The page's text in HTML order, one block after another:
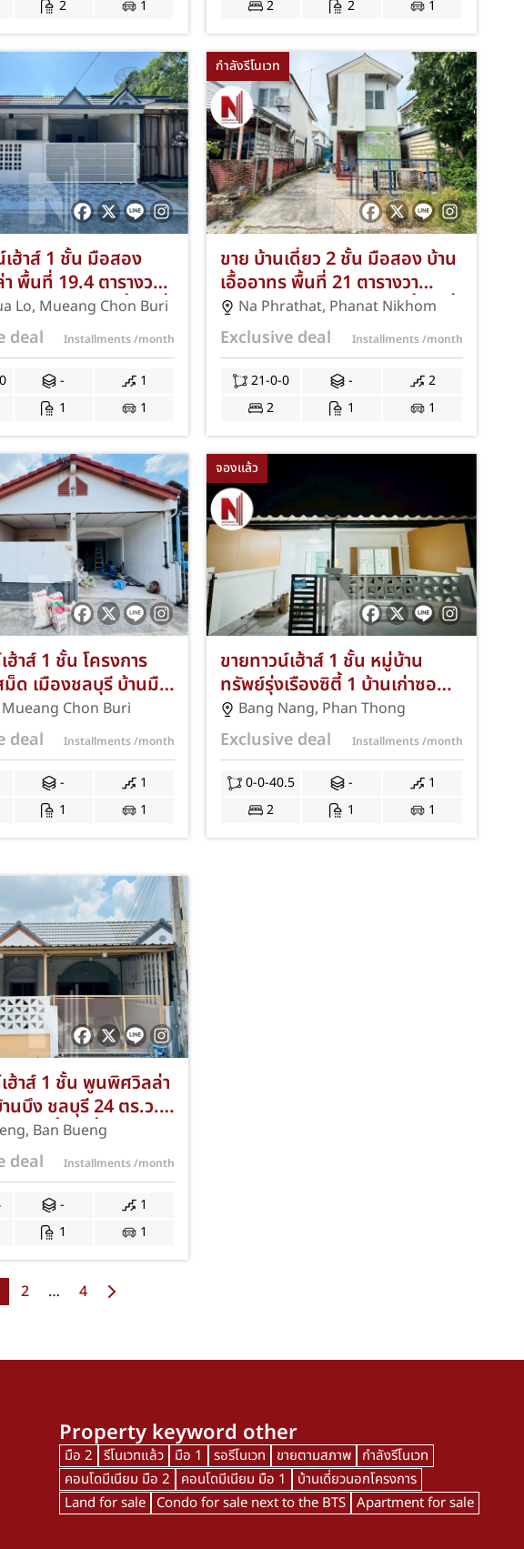
2 1
2
2 1
เฮ้าส์ 1 ชั้น มือสอง
พื้นที่ 19.4 ตารางวา
องนอน 1 ห้องน้ำ 1 ที่
เลหนองตำลึง-
ลบุรี ใกล้ถนนศุข
ทค! รีโนเวทใหม่ ฟรีค่า
จดจำนอง! JS-287
Lo, Mueang Chon Buri
deal Installments/month
-
1
1 1
กำลังรีโนเวท
ขาย บ้านเดี่ยว 2 ชั้น มือสอง บ้าน
เอื้ออาทร พื้นที่ 21 ตารางวา
จำนวน 2 ห้องนอน 1 ห้องน้ำ 1 ที่
จอดรถ ทำเลหน้าพระธาตุ-บ้าน
เซิด พนัสนิคม ชลบุรี! แต่งครบ
ฟรีเคาน์เตอร์ครัว แอร์ 1 เครื่อง
ฟรีค่าโอนฯ และจดจำนอง! JS-
Na Phrathat, Phanat Nikhom
Exclusive deal Installments/month
21-0-0 -
2
2
1 1
ฮ้าส์ 1 ชั้น โครงการ
ม็ด เมืองชลบุรี บ้านมือ
.ว. หลังมุม 2 ห้อง
น้ำ 1 ที่จอดรถ รีโน
อมฟรีค่าโอน JS-271
Mueang Chon Buri
deal Installments/month
-
1
1 1
จองแล้ว
ขายทาวน์เฮ้าส์ 1 ชั้น หมู่บ้าน
ทรัพย์รุ่งเรืองซิตี้ 1 บ้านเก่าซอย
12 พานทอง ชลบุรี บ้านมือสอง
40.5 ตร.ว. รีโนเวทใหม่ ฟรีค่าโอน
พร้อมเข้าอยู่ JS-270
Bang Nang, Phan Thong
Exclusive deal Installments/month
0-0-40.5 -
1
2
1 1
ฮ้าส์ 1 ชั้น พูนพิศวิลล่า
นบึง ชลบุรี 24 ตร.ว. 2
ห้องน้ำ 1 ที่จอดรถ
ทำเลดี ฟรีแอร์และค่า
อน JS-267
, Ban Bueng
deal Installments/month
-
1
1 1
2 … 4
Property keyword other
มือ 2 รีโนเวทแล้ว มือ 1 รอรีโนเวท ขายตามสภาพ กำลังรีโนเวท
คอนโดมีเนียม มือ 2
คอนโดมีเนียม มือ 1
บ้านเดี่ยวนอกโครงการ
Land for sale Condo for sale next to the BTS Apartment for sale